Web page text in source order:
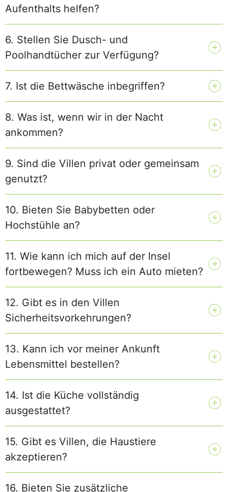
Aufenthalts helfen?
6. Stellen Sie Dusch- und
Poolhandtücher zur Verfügung?
7. Ist die Bettwäsche inbegriffen?
8. Was ist, wenn wir in der Nacht
ankommen?
9. Sind die Villen privat oder gemeinsam
genutzt?
10. Bieten Sie Babybetten oder
Hochstühle an?
11. Wie kann ich mich auf der Insel
fortbewegen? Muss ich ein Auto mieten?
12. Gibt es in den Villen
Sicherheitsvorkehrungen?
13. Kann ich vor meiner Ankunft
Lebensmittel bestellen?
14. Ist die Küche vollständig
ausgestattet?
15. Gibt es Villen, die Haustiere
akzeptieren?
16. Bieten Sie zusätzliche